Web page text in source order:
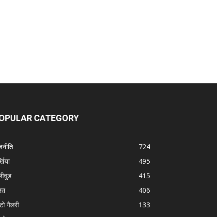
CATEGORY
724
495
415
406
गैलरी
133